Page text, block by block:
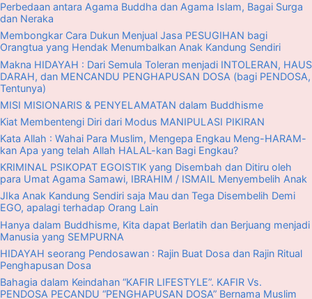
Perbedaan antara Agama Buddha dan Agama Islam, Bagai Surga
dan Neraka
Membongkar Cara Dukun Menjual Jasa PESUGIHAN bagi
Orangtua yang Hendak Menumbalkan Anak Kandung Sendiri
Makna HIDAYAH : Dari Semula Toleran menjadi INTOLERAN, HAUS
DARAH, dan MENCANDU PENGHAPUSAN DOSA (bagi PENDOSA,
Tentunya)
MISI MISIONARIS & PENYELAMATAN dalam Buddhisme
Kiat Membentengi Diri dari Modus MANIPULASI PIKIRAN
Kata Allah : Wahai Para Muslim, Mengepa Engkau Meng-HARAM-
kan Apa yang telah Allah HALAL-kan Bagi Engkau?
KRIMINAL PSIKOPAT EGOISTIK yang Disembah dan Ditiru oleh
para Umat Agama Samawi, IBRAHIM / ISMAIL Menyembelih Anak
JIka Anak Kandung Sendiri saja Mau dan Tega Disembelih Demi
EGO, apalagi terhadap Orang Lain
Hanya dalam Buddhisme, Kita dapat Berlatih dan Berjuang menjadi
Manusia yang SEMPURNA
HIDAYAH seorang Pendosawan : Rajin Buat Dosa dan Rajin Ritual
Penghapusan Dosa
Bahagia dalam Keindahan “KAFIR LIFESTYLE”. KAFIR Vs.
PENDOSA PECANDU “PENGHAPUSAN DOSA” Bernama Muslim